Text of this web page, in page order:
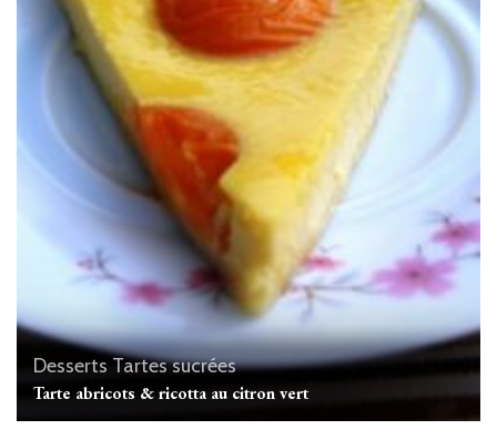
Desserts Tartes sucrées
Tarte abricots & ricotta au citron vert